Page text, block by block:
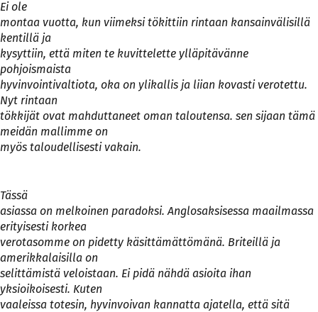
Ei ole
montaa vuotta, kun viimeksi tökittiin rintaan kansainvälisillä
kentillä ja
kysyttiin, että miten te kuvittelette ylläpitävänne
pohjoismaista
hyvinvointivaltiota, oka on ylikallis ja liian kovasti verotettu.
Nyt rintaan
tökkijät ovat mahduttaneet oman taloutensa. sen sijaan tämä
meidän mallimme on
myös taloudellisesti vakain.
Tässä
asiassa on melkoinen paradoksi. Anglosaksisessa maailmassa
erityisesti korkea
verotasomme on pidetty käsittämättömänä. Briteillä ja
amerikkalaisilla on
selittämistä veloistaan. Ei pidä nähdä asioita ihan
yksioikoisesti. Kuten
vaaleissa totesin, hyvinvoivan kannatta ajatella, että sitä